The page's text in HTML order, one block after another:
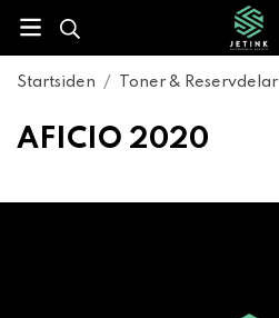
Startsiden / Toner & Reservdelar
AFICIO 2020